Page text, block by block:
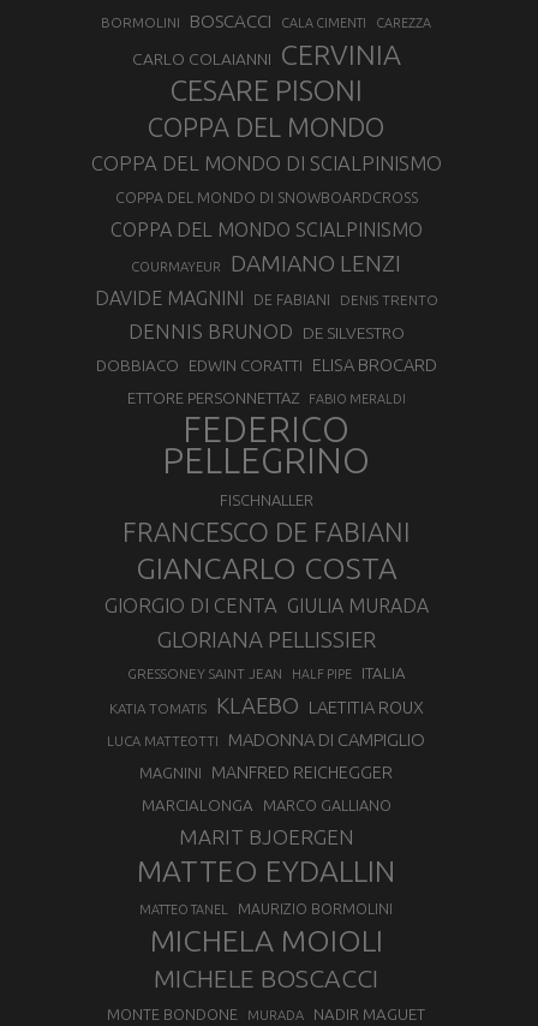
BORMOLINI BOSCACCI CALA CIMENTI CAREZZA
CARLO COLAIANNI CERVINIA
CESARE PISONI
COPPA DEL MONDO
COPPA DEL MONDO DI SCIALPINISMO
COPPA DEL MONDO DI SNOWBOARDCROSS
COPPA DEL MONDO SCIALPINISMO
COURMAYEUR DAMIANO LENZI
DAVIDE MAGNINI DE FABIANI DENIS TRENTO
DENNIS BRUNOD DE SILVESTRO
DOBBIACO EDWIN CORATTI ELISA BROCARD
ETTORE PERSONNETTAZ FABIO MERALDI
FEDERICO
PELLEGRINO
FISCHNALLER
FRANCESCO DE FABIANI
GIANCARLO COSTA
GIORGIO DI CENTA GIULIA MURADA
GLORIANA PELLISSIER
GRESSONEY SAINT JEAN HALF PIPE ITALIA
KATIA TOMATIS KLAEBO LAETITIA ROUX
LUCA MATTEOTTI MADONNA DI CAMPIGLIO
MAGNINI MANFRED REICHEGGER
MARCIALONGA MARCO GALLIANO
MARIT BJOERGEN
MATTEO EYDALLIN
MATTEO TANEL MAURIZIO BORMOLINI
MICHELA MOIOLI
MICHELE BOSCACCI
MONTE BONDONE MURADA NADIR MAGUET